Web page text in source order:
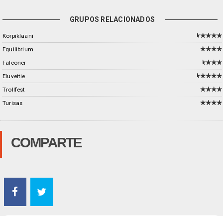
GRUPOS RELACIONADOS
Korpiklaani
Equilibrium
Falconer
Eluveitie
Trollfest
Turisas
COMPARTE